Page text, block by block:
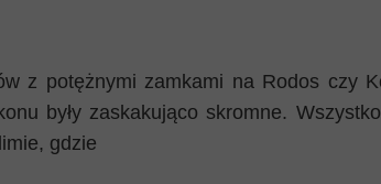
z potężnymi zamkami na Rodos czy
były zaskakująco skromne.
gdzie